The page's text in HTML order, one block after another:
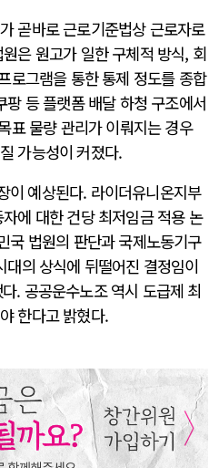
곧바로 근로기준법상 근로자로
은 원고가 일한 구체적 방식, 회
로그램을 통한 통제 정도를 종합
팡 등 플랫폼 배달 하청 구조에서
표 물량 관리가 이뤄지는 경우
가능성이 커졌다.
이 예상된다. 라이더유니온지부
에 대한 건당 최저임금 적용 논
국 법원의 판단과 국제노동기구
의 상식에 뒤떨어진 결정임이
. 공공운수노조 역시 도급제 최
한다고 밝혔다.